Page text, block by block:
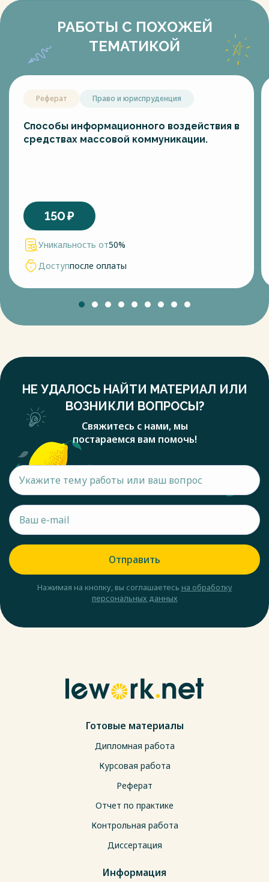
РАБОТЫ С ПОХОЖЕЙ
ТЕМАТИКОЙ
Реферат Право и юриспруденция
Способы информационного воздействия в
средствах массовой коммуникации.
150₽
Уникальность от50%
Доступпосле оплаты
НЕ УДАЛОСЬ НАЙТИ МАТЕРИАЛ ИЛИ
ВОЗНИКЛИ ВОПРОСЫ?
Свяжитесь с нами, мы
постараемся вам помочь!
Отправить
Нажимая на кнопку, вы соглашаетесь на обработку
персональных данных
Готовые материалы
Дипломная работа
Курсовая работа
Реферат
Отчет по практике
Контрольная работа
Диссертация
Информация